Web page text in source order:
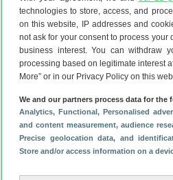
technologies to store, access, and
on this website, IP addresses and
not ask for your consent to process your
business interest. You can withdraw
processing based on legitimate interest
More” or in our Privacy Policy on this
We and our partners process data for the
Analytics, Functional, Personalised
and content measurement, audience
Precise geolocation data, and
Store and/or access information on a
Tot 30 uur batterijduur
Bluetooth 5.3
Release: 05 / 2025